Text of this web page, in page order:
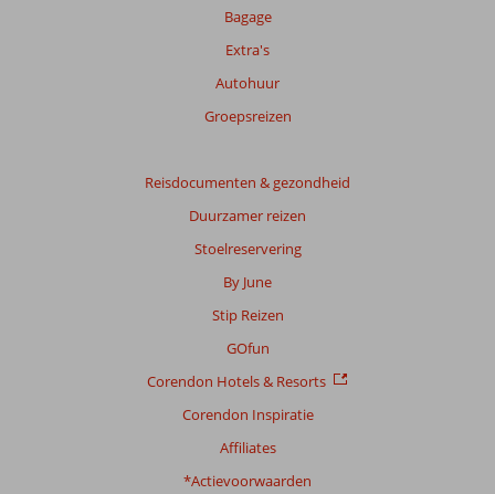
Bagage
Extra's
Autohuur
Groepsreizen
Reisdocumenten & gezondheid
Duurzamer reizen
Stoelreservering
By June
Stip Reizen
GOfun
Corendon Hotels & Resorts
Corendon Inspiratie
Affiliates
*Actievoorwaarden